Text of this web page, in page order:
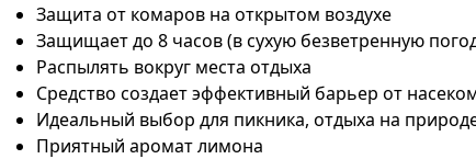
Защита от комаров на открытом воздухе
Защищает до 8 часов (в сухую безветренную
Распылять вокруг места отдыха
Средство создает эффективный барьер от
Идеальный выбор для пикника, отдыха на
Приятный аромат лимона